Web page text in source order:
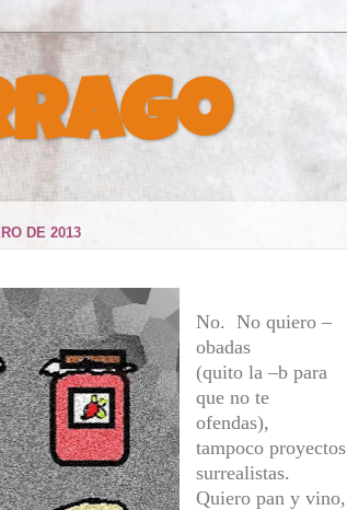
DE 2013
No. No quiero –
obadas
(quito la –b para
que no te
ofendas),
tampoco proyectos
surrealistas.
Quiero pan y vino,